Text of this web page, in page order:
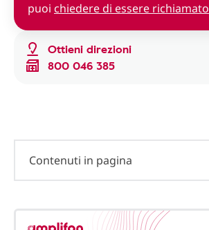
Ottieni direzioni
800 046 385
puoi chiedere di essere richiamato
Contenuti in pagina